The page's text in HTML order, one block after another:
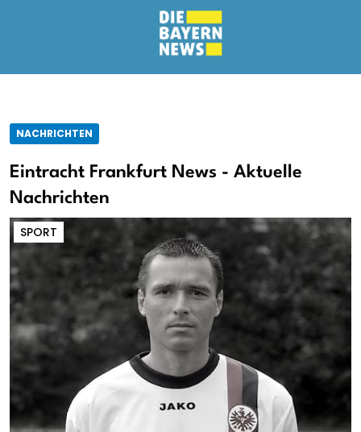
NACHRICHTEN
Eintracht Frankfurt News - Aktuelle
Nachrichten
SPORT